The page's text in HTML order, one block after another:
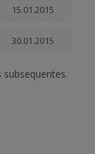
15.01.2015
30.01.2015